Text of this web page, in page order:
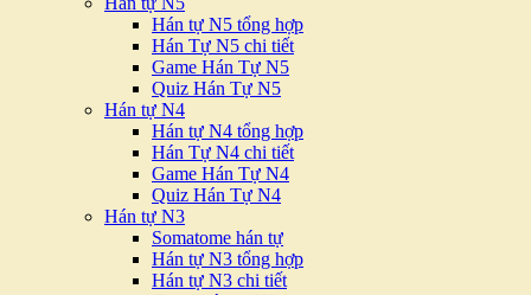
Hán tự N5 tổng hợp
Hán Tự N5 chi tiết
Game Hán Tự N5
Quiz Hán Tự N5
Hán tự N4
Hán tự N4 tổng hợp
Hán Tự N4 chi tiết
Game Hán Tự N4
Quiz Hán Tự N4
Hán tự N3
Somatome hán tự
Hán tự N3 tổng hợp
Hán tự N3 chi tiết